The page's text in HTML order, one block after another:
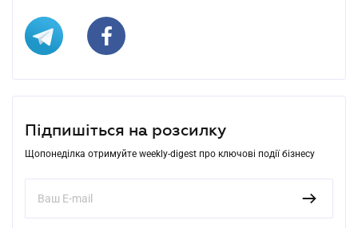
Підпишіться на розсилку
Щопонеділка отримуйте weekly-digest про ключові події бізнесу